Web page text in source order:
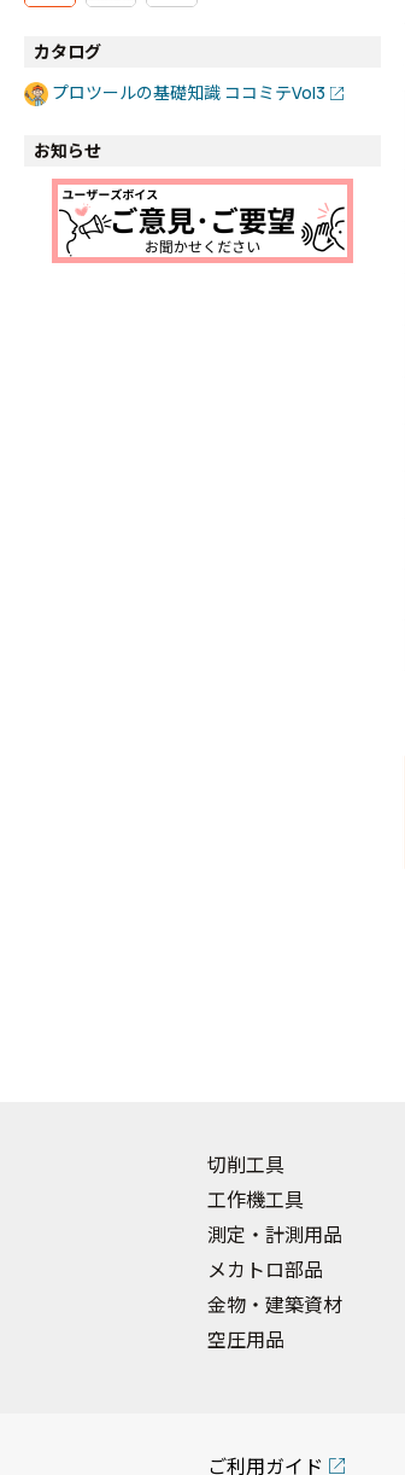
カタログ
プロツールの基礎知識 ココミテVol3
お知らせ
切削工具
工作機工具
測定・計測用品
メカトロ部品
金物・建築資材
空圧用品
ご利用ガイド